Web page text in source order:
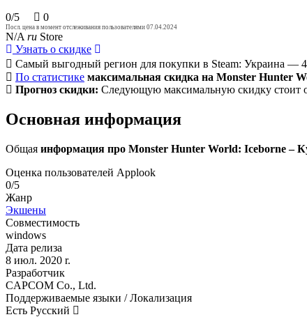
0/5
0
Посл. цена в момент отслеживания пользователями 07.04.2024
N/A ru Store
Узнать о скидке
Самый выгодный регион для покупки в Steam: Украина —
По статистике максимальная скидка на Monster Hunter
Прогноз скидки: Следующую максимальную скидку стоит
Основная информация
Общая информация про Monster Hunter World: Iceborne –
Оценка пользователей Applook
0/5
Жанр
Экшены
Совместимость
windows
Дата релиза
8 июл. 2020 r.
Разработчик
CAPCOM Co., Ltd.
Поддерживаемые языки / Локализация
Есть Русский